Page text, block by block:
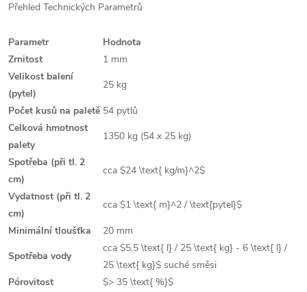
Přehled Technických Parametrů
Parametr
Hodnota
Zrnitost
1 mm
Velikost balení
(pytel)
25 kg
Počet kusů na paletě 54 pytlů
Celková hmotnost
palety
1350 kg (54 x 25 kg)
Spotřeba (při tl. 2
cm)
cca $24 \text{ kg/m}^2$
Vydatnost (při tl. 2
cm)
cca $1 \text{ m}^2 / \text{pytel}$
Minimální tloušťka
20 mm
Spotřeba vody
cca $5,5 \text{ l} / 25 \text{ kg} - 6 \text{ l} /
25 \text{ kg}$ suché směsi
Pórovitost
$> 35 \text{ %}$